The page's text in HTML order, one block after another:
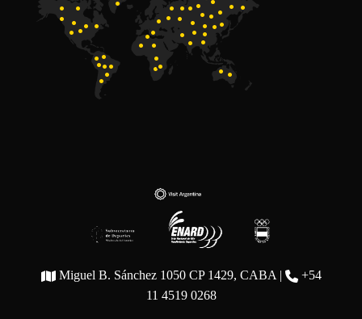
Miguel B. Sánchez 1050 CP 1429, CABA |
+54
11 4519 0268